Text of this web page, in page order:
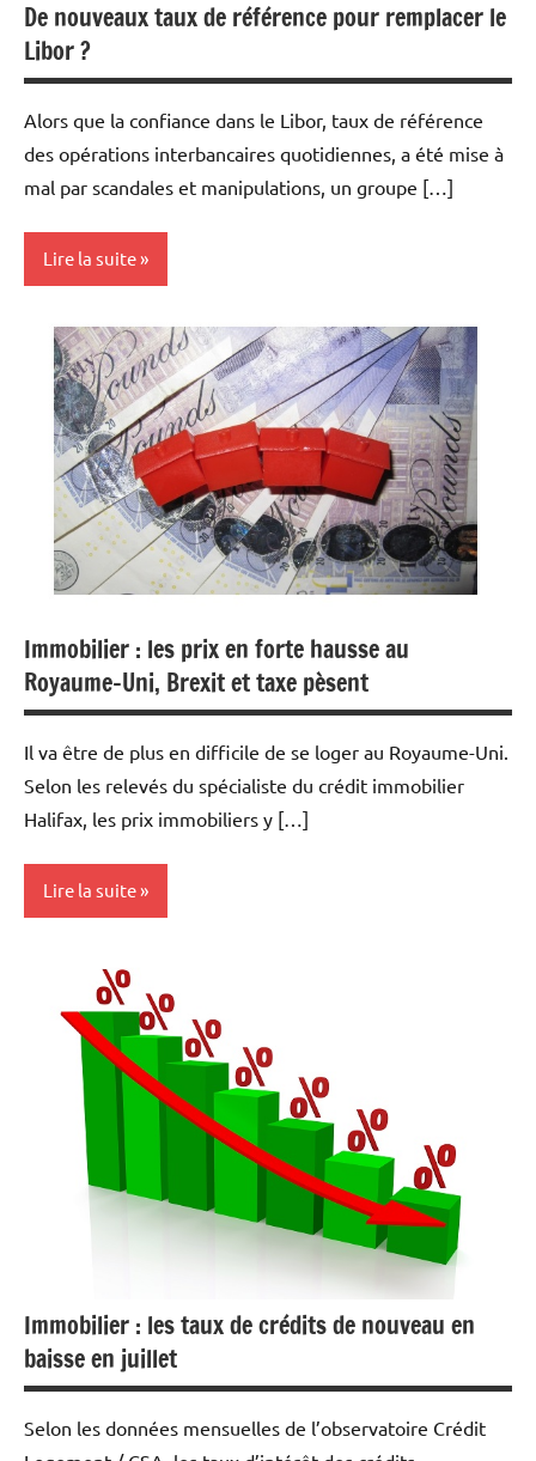
De nouveaux taux de référence pour remplacer le
Libor ?
Alors que la confiance dans le Libor, taux de référence
des opérations interbancaires quotidiennes, a été mise à
mal par scandales et manipulations, un groupe […]
Lire la suite
Actualités
Banques
Banques/Assurances
Economie
Indicateurs
Indices
Immobilier : les prix en forte hausse au
Royaume-Uni, Brexit et taxe pèsent
Il va être de plus en difficile de se loger au Royaume-Uni.
Selon les relevés du spécialiste du crédit immobilier
Halifax, les prix immobiliers y […]
Lire la suite
Banques
Banques/Assurances
Devises
Economie
Financement
Immobilier
Indicateurs
Immobilier : les taux de crédits de nouveau en
baisse en juillet
Selon les données mensuelles de l’observatoire Crédit